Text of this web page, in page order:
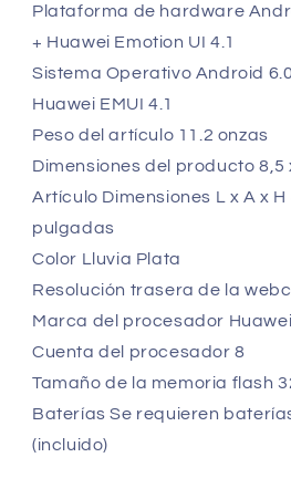
Plataforma de hardware
+ Huawei Emotion UI 4.1
Sistema Operativo Android
Huawei EMUI 4.1
Peso del artículo 11.2 onzas
Dimensiones del producto 8,5
Artículo Dimensiones L x A x H
pulgadas
Color Lluvia Plata
Resolución trasera de la
Marca del procesador
Cuenta del procesador 8
Tamaño de la memoria flash
Baterías Se requieren
(incluido)